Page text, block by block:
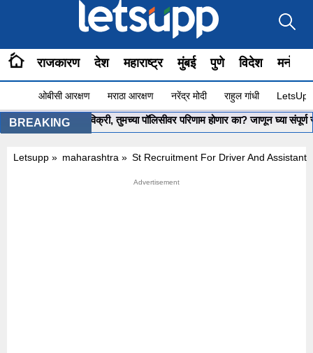
राजकारण देश महाराष्ट्र मुंबई पुणे विदेश
ओबीसी आरक्षण मराठा आरक्षण नरेंद्र मोदी राहुल गांधी
BREAKING
LIC मधील हिस्सेविक्री, तुमच्या पॉलिसीवर परिणाम होणार का? जाणून घ्या संपूर्ण सत्य
Letsupp » maharashtra » St Recruitment For Driver And